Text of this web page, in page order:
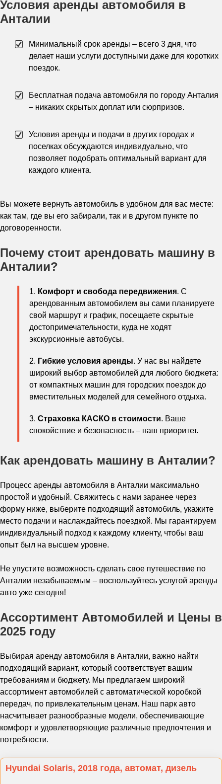
Условия аренды автомобиля в
Анталии
Минимальный срок аренды – всего 3 дня, что
делает наши услуги доступными даже для коротких
поездок.
Бесплатная подача автомобиля по городу Анталия
– никаких скрытых доплат или сюрпризов.
Условия аренды и подачи в других городах и
поселках обсуждаются индивидуально, что
позволяет подобрать оптимальный вариант для
каждого клиента.
Вы можете вернуть автомобиль в удобном для вас месте:
как там, где вы его забирали, так и в другом пункте по
договоренности.
Почему стоит арендовать машину в
Анталии?
Комфорт и свобода передвижения. С
арендованным автомобилем вы сами планируете
свой маршрут и график, посещаете скрытые
достопримечательности, куда не ходят
экскурсионные автобусы.
Гибкие условия аренды. У нас вы найдете
широкий выбор автомобилей для любого бюджета:
от компактных машин для городских поездок до
вместительных моделей для семейного отдыха.
Страховка КАСКО в стоимости. Ваше
спокойствие и безопасность – наш приоритет.
Как арендовать машину в Анталии?
Процесс аренды автомобиля в Анталии максимально
простой и удобный. Свяжитесь с нами заранее через
форму ниже, выберите подходящий автомобиль, укажите
место подачи и наслаждайтесь поездкой. Мы гарантируем
индивидуальный подход к каждому клиенту, чтобы ваш
опыт был на высшем уровне.
Не упустите возможность сделать свое путешествие по
Анталии незабываемым – воспользуйтесь услугой аренды
авто уже сегодня!
Ассортимент Автомобилей и Цены в
2025 году
Выбирая аренду автомобиля в Анталии, важно найти
подходящий вариант, который соответствует вашим
требованиям и бюджету. Мы предлагаем широкий
ассортимент автомобилей с автоматической коробкой
передач, по привлекательным ценам. Наш парк авто
насчитывает разнообразные модели, обеспечивающие
комфорт и удовлетворяющие различные предпочтения и
потребности.
Hyundai Solaris, 2018 года, автомат, дизель